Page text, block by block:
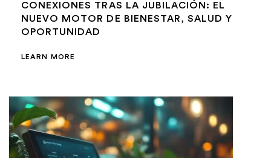
CONEXIONES TRAS LA JUBILACIÓN: EL
NUEVO MOTOR DE BIENESTAR, SALUD Y
OPORTUNIDAD
LEARN MORE